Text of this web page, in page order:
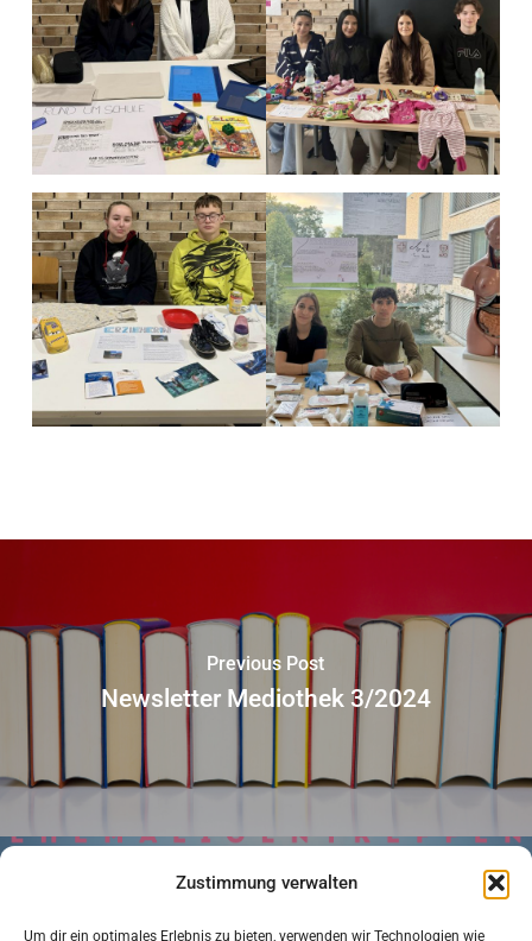
Zustimmung verwalten
Um dir ein optimales Erlebnis zu bieten, verwenden wir Technologien wie
Previous Post
Newsletter Mediothek 3/2024